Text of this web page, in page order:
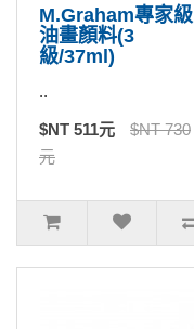
M.Graham專家級
油畫顏料(3
級/37ml)
..
$NT 511元
$NT 730
元